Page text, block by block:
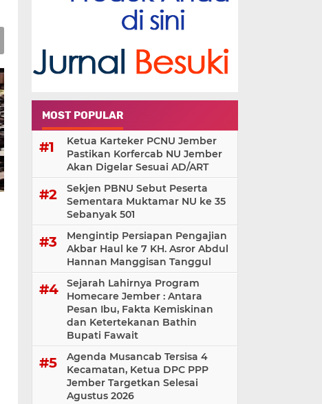
MOST POPULAR
Ketua Karteker PCNU Jember
Pastikan Korfercab NU Jember
Akan Digelar Sesuai AD/ART
Sekjen PBNU Sebut Peserta
Sementara Muktamar NU ke 35
Sebanyak 501
Mengintip Persiapan Pengajian
Akbar Haul ke 7 KH. Asror Abdul
Hannan Manggisan Tanggul
Sejarah Lahirnya Program
Homecare Jember : Antara
Pesan Ibu, Fakta Kemiskinan
dan Ketertekanan Bathin
Bupati Fawait
Agenda Musancab Tersisa 4
Kecamatan, Ketua DPC PPP
Jember Targetkan Selesai
Agustus 2026